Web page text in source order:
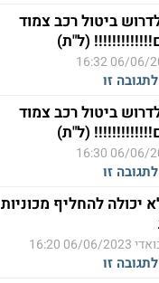
ביטול רכב צמוד
(ל"ת)
06/06/2023
זו
ביטול רכב צמוד
(ל"ת)
06/06/2023
זו
יכולה להחליף מכוניות
06/06/2023 16:20
זו